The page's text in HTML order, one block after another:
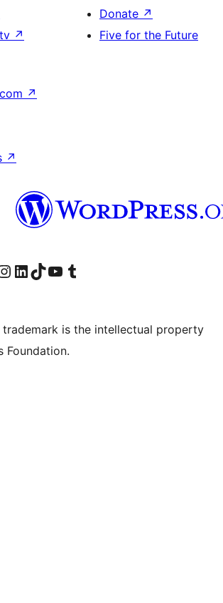
↗
Donate ↗
Five for the Future
↗
↗
account
страница във Facebook
нашия профил в Instagram
Посетете нашия профил в LinkedIn
Visit our TikTok account
Visit our YouTube channel
Visit our Tumblr account
trademark is the intellectual property
Foundation.